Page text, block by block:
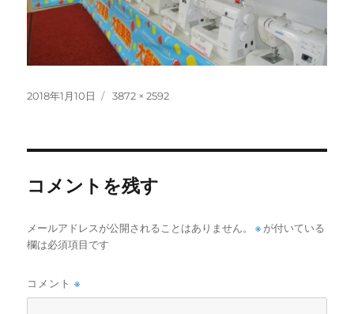
投
2018年1月10日
フ
3872 × 2592
コメントを残す
メールアドレスが公開されることはありません。 ※ が付いている
欄は必須項目です
コメント※